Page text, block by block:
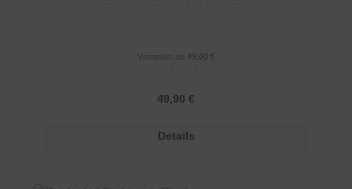
Varianten ab 49,00 €
Regulärer Preis:
49,90 €
Details